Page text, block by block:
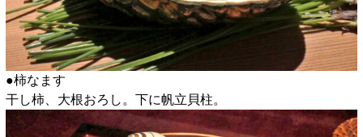
●柿なます
干し柿、大根おろし。下に帆立貝柱。